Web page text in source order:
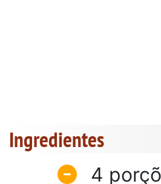
Ingredientes
4